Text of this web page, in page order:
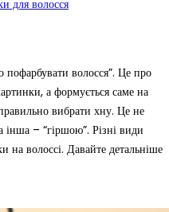
для волосся
волосся”. Це про
а формується саме на
вибрати хну. Це не
інша – “гіршою”. Різні види
на волоссі. Давайте детальніше